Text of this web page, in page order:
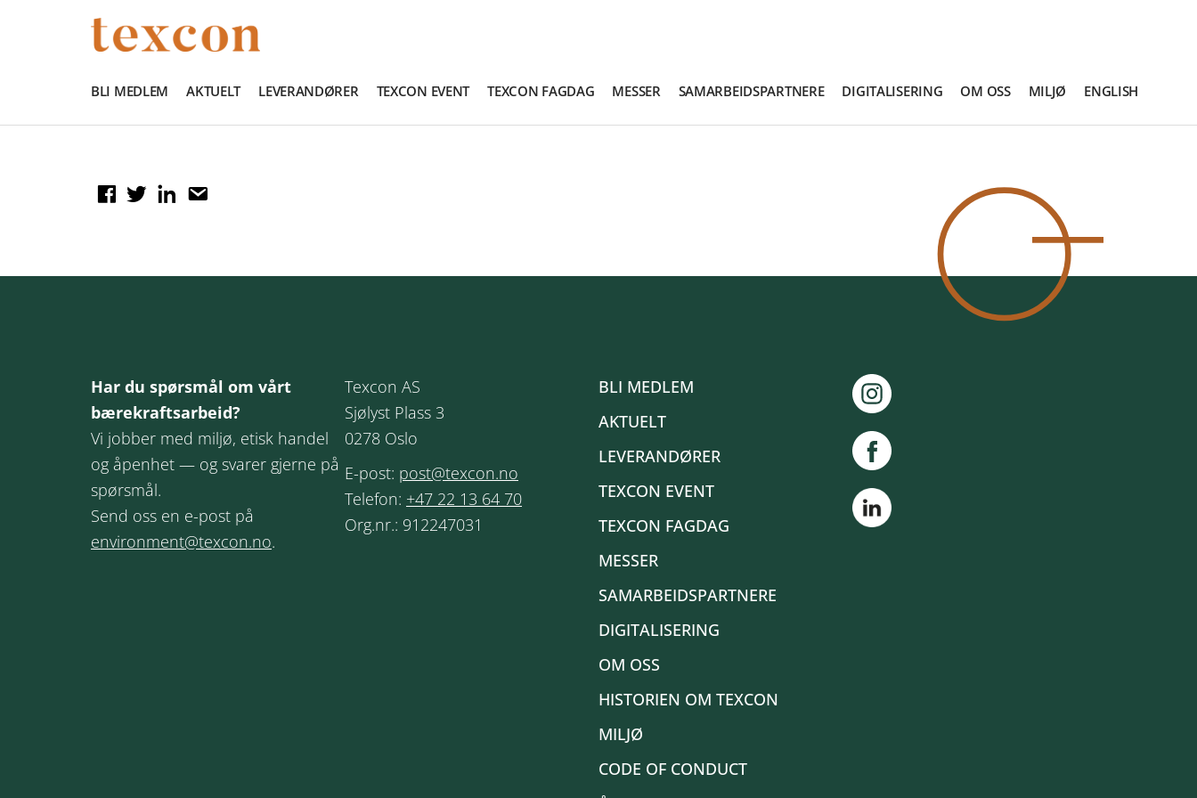
BLI MEDLEM AKTUELT LEVERANDØRER TEXCON EVENT TEXCON FAGDAG MESSER SAMARBEIDSPARTNERE DIGITALISERING OM OSS MILJØ ENGLISH
Har du spørsmål om vårt
bærekraftsarbeid?
Vi jobber med miljø, etisk handel
og åpenhet — og svarer gjerne på
spørsmål.
Send oss en e-post på
environment@texcon.no.
Texcon AS
Sjølyst Plass 3
0278 Oslo
E-post: post@texcon.no
Telefon: +47 22 13 64 70
Org.nr.: 912247031
BLI MEDLEM
AKTUELT
LEVERANDØRER
TEXCON EVENT
TEXCON FAGDAG
MESSER
SAMARBEIDSPARTNERE
DIGITALISERING
OM OSS
HISTORIEN OM TEXCON
MILJØ
CODE OF CONDUCT